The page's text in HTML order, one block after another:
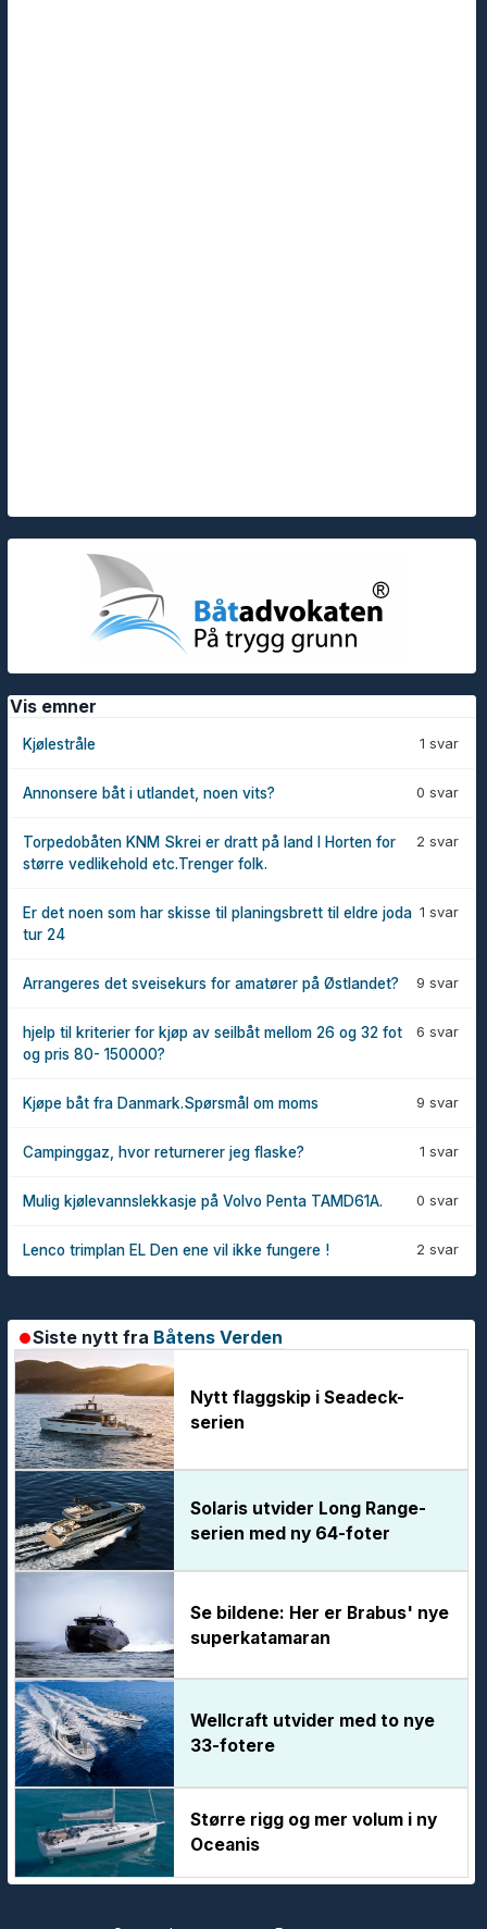
Vis emner
1 svar
Kjølestråle
0 svar
Annonsere båt i utlandet, noen vits?
2 svar
Torpedobåten KNM Skrei er dratt på land I Horten for
større vedlikehold etc.Trenger folk.
1 svar
Er det noen som har skisse til planingsbrett til eldre joda
tur 24
9 svar
Arrangeres det sveisekurs for amatører på Østlandet?
6 svar
hjelp til kriterier for kjøp av seilbåt mellom 26 og 32 fot
og pris 80- 150000?
9 svar
Kjøpe båt fra Danmark.Spørsmål om moms
1 svar
Campinggaz, hvor returnerer jeg flaske?
0 svar
Mulig kjølevannslekkasje på Volvo Penta TAMD61A.
2 svar
Lenco trimplan EL Den ene vil ikke fungere !
Siste nytt fra Båtens Verden
Nytt flaggskip i Seadeck-
serien
Solaris utvider Long Range-
serien med ny 64-foter
Se bildene: Her er Brabus' nye
superkatamaran
Wellcraft utvider med to nye
33-fotere
Større rigg og mer volum i ny
Oceanis